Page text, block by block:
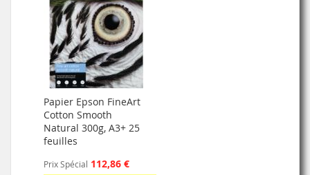
Papier Epson FineArt
Cotton Smooth
Natural 300g, A3+ 25
feuilles
Prix Spécial 112,86 €